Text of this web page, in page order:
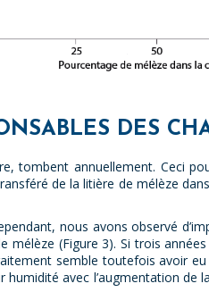
DES
tombent annuellement. Ceci
de la litière de mélèze
nous avons observé
mélèze (Figure 3). Si trois
semble toutefois avoir
avec l’augmentation